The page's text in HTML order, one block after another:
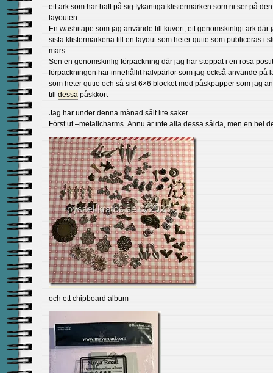
ett ark som har haft på sig fykantiga klistermärken som ni ser på
layouten.
En washitape som jag använde till kuvert, ett genomskinligt ark där
sista klistermärkena till en layout som heter qutie som publiceras i
mars.
Sen en genomskinlig förpackning där jag har stoppat i en rosa
förpackningen har innehållit halvpärlor som jag också använde på
som heter qutie och så sist 6×6 blocket med påskpapper som jag
till dessa påskkort
Jag har under denna månad sålt lite saker.
Först ut –metallcharms. Ännu är inte alla dessa sålda, men en hel
och ett chipboard album